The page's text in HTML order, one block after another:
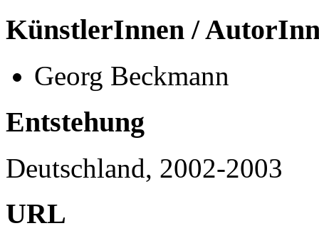
KünstlerInnen /
Georg Beckmann
Entstehung
Deutschland, 2002-2003
URL